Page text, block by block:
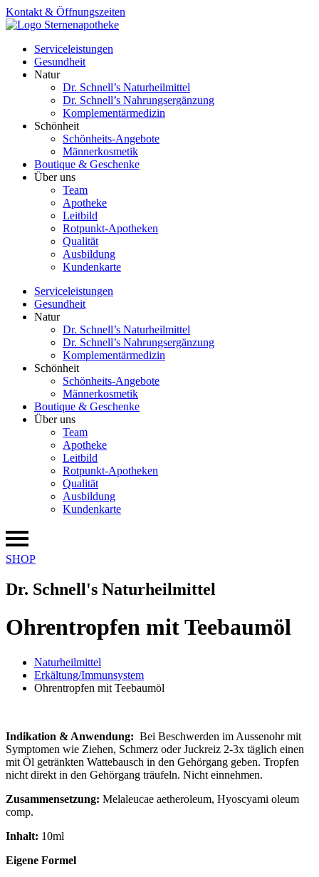
Zum
Inhalt
Kontakt & Öffnungszeiten
Serviceleistungen
Gesundheit
Natur
Dr. Schnell’s Naturheilmittel
Dr. Schnell’s Nahrungsergänzung
Komplementärmedizin
Schönheit
Schönheits-Angebote
Männerkosmetik
Boutique & Geschenke
Über uns
Team
Apotheke
Leitbild
Rotpunkt-Apotheken
Qualität
Ausbildung
Kundenkarte
Serviceleistungen
Gesundheit
Natur
Dr. Schnell’s Naturheilmittel
Dr. Schnell’s Nahrungsergänzung
Komplementärmedizin
Schönheit
Schönheits-Angebote
Männerkosmetik
Boutique & Geschenke
Über uns
Team
Apotheke
Leitbild
Rotpunkt-Apotheken
Qualität
Ausbildung
Kundenkarte
SHOP
Dr. Schnell's Naturheilmittel
Ohrentropfen mit Teebaumöl
Naturheilmittel
Erkältung/Immunsystem
Ohrentropfen mit Teebaumöl
Indikation & Anwendung: Bei Beschwerden im Aussenohr mit
Symptomen wie Ziehen, Schmerz oder Juckreiz 2-3x täglich einen
mit Öl getränkten Wattebausch in den Gehörgang geben. Tropfen
nicht direkt in den Gehörgang träufeln. Nicht einnehmen.
Zusammensetzung: Melaleucae aetheroleum, Hyoscyami oleum
comp.
Inhalt: 10ml
Eigene Formel